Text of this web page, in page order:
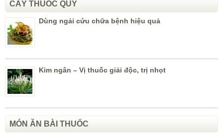
CÂY THUỐC QUÝ
Dùng ngải cứu chữa bệnh hiệu quả
Kim ngân – Vị thuốc giải độc, trị nhọt
MÓN ĂN BÀI THUỐC